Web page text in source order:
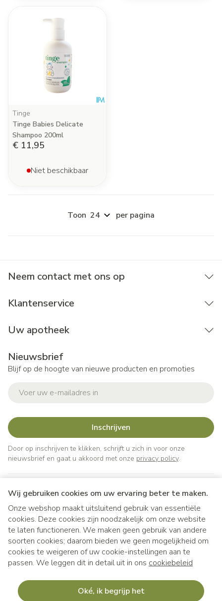
Wij gebruiken cookies om uw ervaring beter te maken.
Onze webshop maakt uitsluitend gebruik van essentiële
cookies. Deze cookies zijn noodzakelijk om onze website
te laten functioneren. We maken geen gebruik van andere
soorten cookies; daarom bieden we geen mogelijkheid om
cookies te weigeren of uw cookie-instellingen aan te
passen. We leggen dit in detail uit in ons cookiebeleid
Oké, ik begrijp het
Tinge
Tinge Babies Delicate
Shampoo 200ml
€ 11,95
Niet beschikbaar
Toon per pagina
Neem contact met ons op
Klantenservice
Uw apotheek
Nieuwsbrief
Blijf op de hoogte van nieuwe producten en promoties
Inschrijven
Door op inschrijven te klikken, schrijft u zich in voor onze
nieuwsbrief en gaat u akkoord met onze privacy policy.
Juridische links